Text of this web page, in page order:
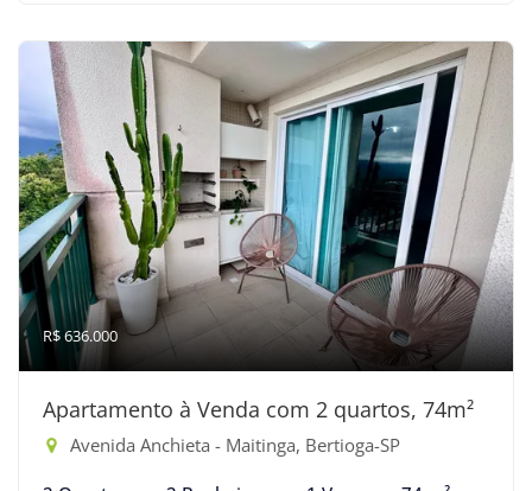
R$ 636.000
Apartamento à Venda com 2 quartos, 74m²
Avenida Anchieta - Maitinga, Bertioga-SP